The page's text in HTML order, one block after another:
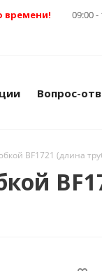
времени! 09:00 -
Вопрос-
BF1721 (длина